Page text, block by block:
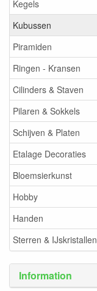
Kegels
Kubussen
Piramiden
Ringen - Kransen
Cilinders & Staven
Pilaren & Sokkels
Schijven & Platen
Etalage Decoraties
Bloemsierkunst
Hobby
Handen
Sterren & IJskristallen
Information